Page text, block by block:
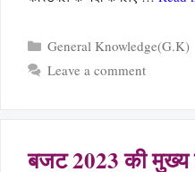
Categories
General Knowledge(G.K)
Leave a comment
बजट 2023 की मुख्य